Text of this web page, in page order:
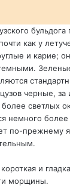
как у
и карие;
черные, за
светлых
немного
по-прежнему
и
морщины.